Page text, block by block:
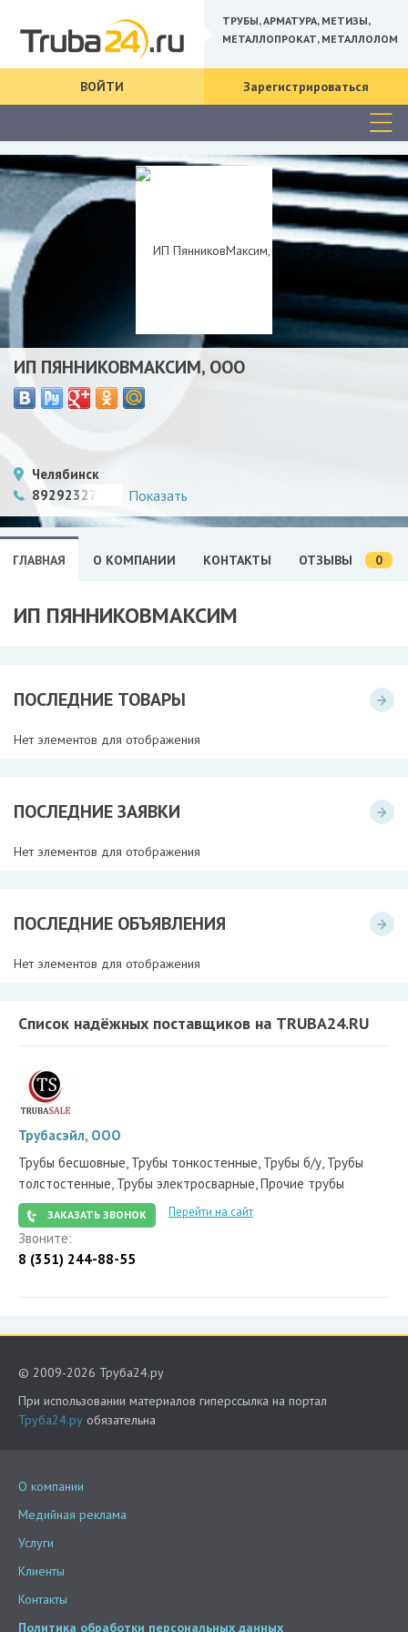
ТРУБЫ, АРМАТУРА, МЕТИЗЫ,
МЕТАЛЛОПРОКАТ, МЕТАЛЛОЛОМ
ВОЙТИ Зарегистрироваться
ИП ПЯННИКОВМАКСИМ, ООО
Челябинск
89292327379
Показать
ГЛАВНАЯ О КОМПАНИИ КОНТАКТЫ ОТЗЫВЫ 0
ИП ПЯННИКОВМАКСИМ
ПОСЛЕДНИЕ ТОВАРЫ
Нет элементов для отображения
ПОСЛЕДНИЕ ЗАЯВКИ
Нет элементов для отображения
ПОСЛЕДНИЕ ОБЪЯВЛЕНИЯ
Нет элементов для отображения
Список надёжных поставщиков на TRUBA24.RU
Трубасэйл, ООО
Трубы бесшовные, Трубы тонкостенные, Трубы б/у, Трубы
толстостенные, Трубы электросварные, Прочие трубы
ЗАКАЗАТЬ ЗВОНОК Перейти на сайт
Звоните:
8 (351) 244-88-55
© 2009-2026 Труба24.ру
При использовании материалов гиперссылка на портал
Труба24.ру обязательна
О компании
Медийная реклама
Услуги
Клиенты
Контакты
Политика обработки персональных данных